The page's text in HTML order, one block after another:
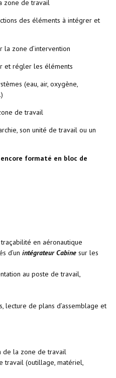
zone de travail
des éléments à intégrer et
la zone d’intervention
et régler les éléments
(eau, air, oxygène,
de travail
son unité de travail ou un
formaté en bloc de
en aéronautique
d’un intégrateur Cabine sur les
au poste de travail,
lecture de plans d’assemblage et
de la zone de travail
travail (outillage, matériel,